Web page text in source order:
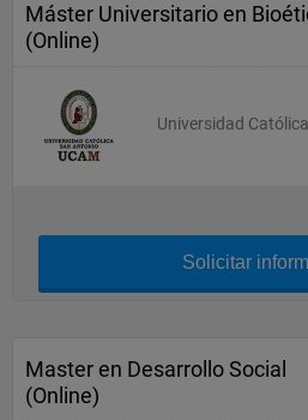
Máster Universitario en
(Online)
Universidad
Solicitar
Master en Desarrollo Social
(Online)